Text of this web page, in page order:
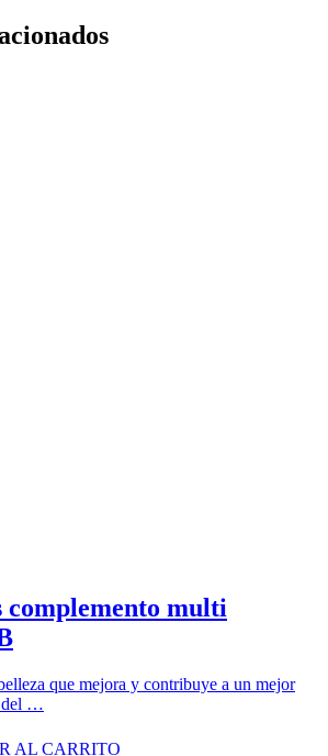
complemento multi
que mejora y contribuye a un mejor
del …
AL CARRITO